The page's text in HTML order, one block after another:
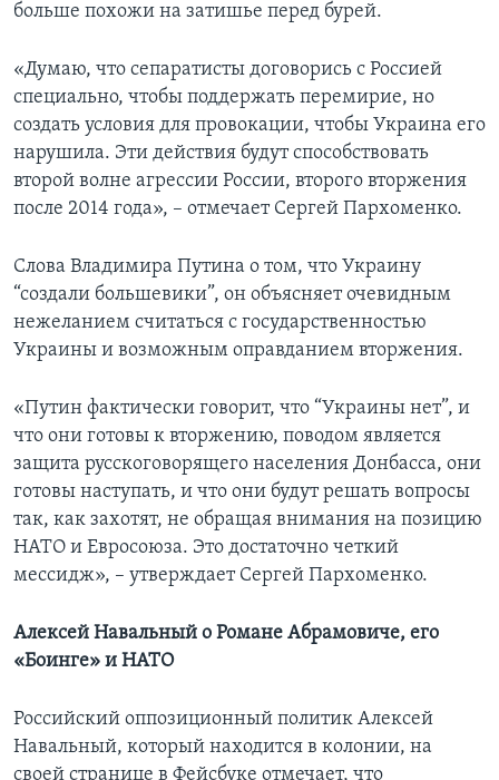
больше похожи на затишье перед бурей.
«Думаю, что сепаратисты договорись с Россией
специально, чтобы поддержать перемирие, но
создать условия для провокации, чтобы Украина его
нарушила. Эти действия будут способствовать
второй волне агрессии России, второго вторжения
после 2014 года», – отмечает Сергей Пархоменко.
Слова Владимира Путина о том, что Украину
“создали большевики”, он объясняет очевидным
нежеланием считаться с государственностью
Украины и возможным оправданием вторжения.
«Путин фактически говорит, что “Украины нет”, и
что они готовы к вторжению, поводом является
защита русскоговорящего населения Донбасса, они
готовы наступать, и что они будут решать вопросы
так, как захотят, не обращая внимания на позицию
НАТО и Евросоюза. Это достаточно четкий
мессидж», – утверждает Сергей Пархоменко.
Алексей Навальный о Романе Абрамовиче, его
«Боинге» и НАТО
Российский оппозиционный политик Алексей
Навальный, который находится в колонии, на
своей странице в Фейсбуке отмечает, что